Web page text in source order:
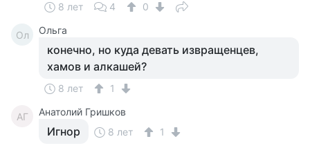
8 лет 4 0
Ол Ольга
конечно, но куда девать извращенцев,
хамов и алкашей?
8 лет 1
АГ Анатолий Гришков
Игнор 8 лет 1